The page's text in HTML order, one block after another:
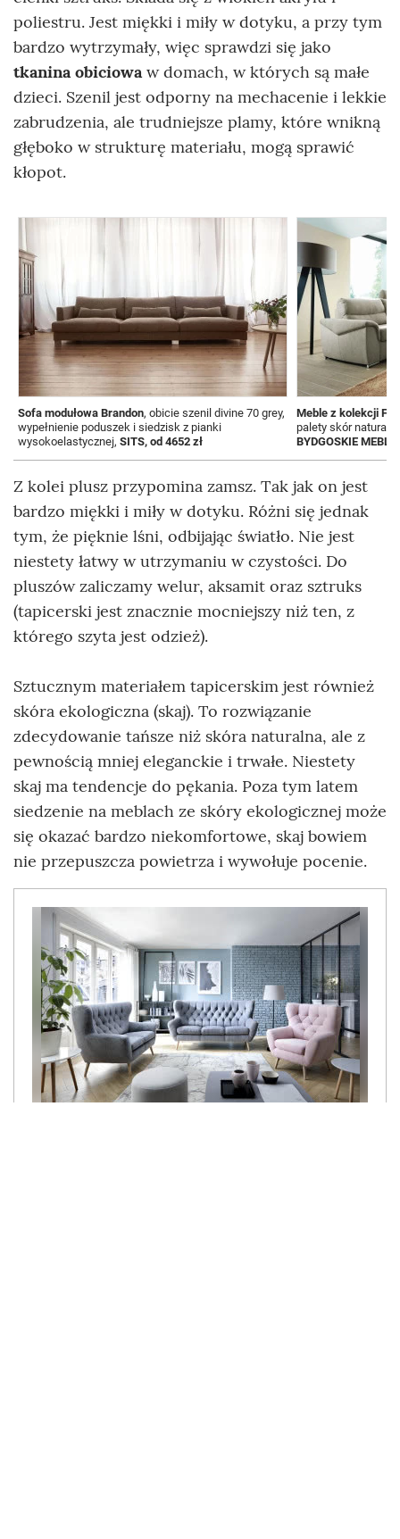
poliestru. Jest miękki i miły w dotyku, a przy tym
bardzo wytrzymały, więc sprawdzi się jako
tkanina obiciowaw domach, w których są małe
dzieci. Szenil jest odporny na mechacenie i lekkie
zabrudzenia, ale trudniejsze plamy, które wnikną
głęboko w strukturę materiału, mogą sprawić
kłopot.
Sofa modułowa Brandon, obicie szenil divine 70 grey,
wypełnienie poduszek i siedzisk z pianki
wysokoelastycznej, SITS, od 4652 zł
Meble z kolekcji
palety skór
BYDGOSKIE
Z kolei plusz przypomina zamsz. Tak jak on jest
bardzo miękki i miły w dotyku. Różni się jednak
tym, że pięknie lśni, odbijając światło. Nie jest
niestety łatwy w utrzymaniu w czystości. Do
pluszów zaliczamy welur, aksamit oraz sztruks
(tapicerski jest znacznie mocniejszy niż ten, z
którego szyta jest odzież).
Sztucznym materiałem tapicerskim jest również
skóra ekologiczna (skaj). To rozwiązanie
zdecydowanie tańsze niż skóra naturalna, ale z
pewnością mniej eleganckie i trwałe. Niestety
skaj ma tendencje do pękania. Poza tym latem
siedzenie na meblach ze skóry ekologicznej może
się okazać bardzo niekomfortowe, skaj bowiem
nie przepuszcza powietrza i wywołuje pocenie.